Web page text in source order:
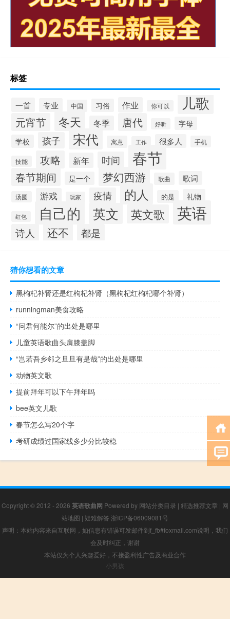
标签
一首 专业 中国 习俗 作业 你可以 儿歌
元宵节 冬天 冬季 唐代 好听
字母
学校
孩子 宋代 寓意 工作 很多人 手机
技能 攻略 新年 时间 春节
春节期间 是一个 梦幻西游 歌曲 歌词
汤圆 游戏 玩家 疫情 的人 的是 礼物
红包 自己的 英文 英文歌 英语
诗人 还不 都是
猜你想看的文章
黑枸杞补肾还是红枸杞补肾（黑枸杞红枸杞哪个补肾）
runningman美食攻略
“问君何能尔”的出处是哪里
儿童英语歌曲头肩膝盖脚
“岂若吾乡邻之旦旦有是哉”的出处是哪里
动物英文歌
提前拜年可以下午拜年吗
bee英文儿歌
春节怎么写20个字
考研成绩过国家线多少分比较稳
Copyright © 2012 - 2026 英语歌曲网 Powered by 网站分类目录 | 精选推荐文章 | 网
站地图 | 疑难解答 浙ICP备06009081号
声明：本站内容来自互联网，如信息有错误可发邮件到f_fb#foxmail.com说明，我们
会及时纠正，谢谢
本站仅为个人兴趣爱好，不接盈利性广告及商业合作
小男孩